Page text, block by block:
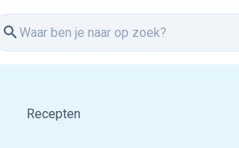
Recepten